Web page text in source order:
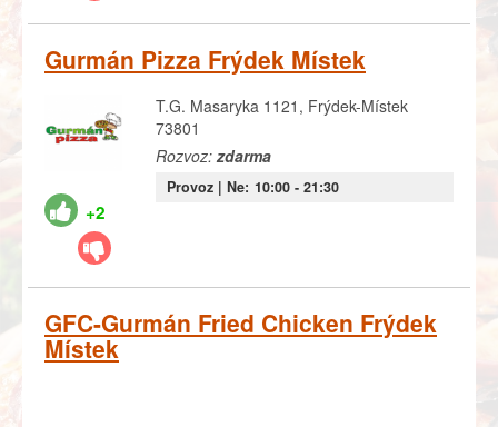
Gurmán Pizza Frýdek Místek
+2
T.G. Masaryka 1121, Frýdek-Místek
73801
Rozvoz: zdarma
Provoz | Ne: 10:00- 21:30
GFC-Gurmán Fried Chicken Frýdek
Místek